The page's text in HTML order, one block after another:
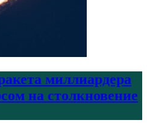
миллиардера
на столкновение